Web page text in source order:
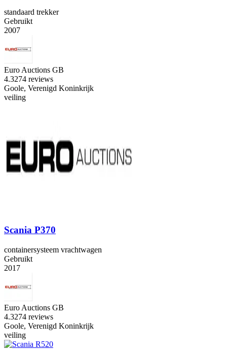
standaard trekker
Gebruikt
2007
Euro Auctions GB
4.3274 reviews
Goole, Verenigd Koninkrijk
veiling
Scania P370
containersysteem vrachtwagen
Gebruikt
2017
Euro Auctions GB
4.3274 reviews
Goole, Verenigd Koninkrijk
veiling